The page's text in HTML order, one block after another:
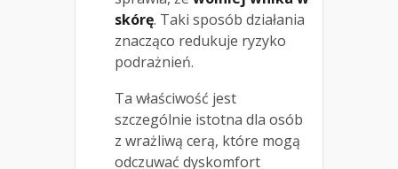
skórę. Taki sposób działania
znacząco redukuje ryzyko
podrażnień.
Ta właściwość jest
szczególnie istotna dla osób
z wrażliwą cerą, które mogą
odczuwać dyskomfort